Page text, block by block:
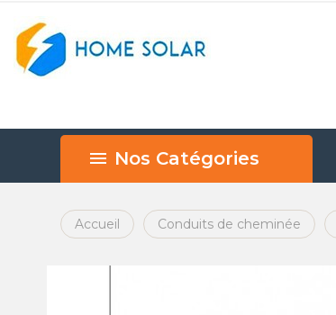
Nos Catégories
Accueil Conduits de cheminée